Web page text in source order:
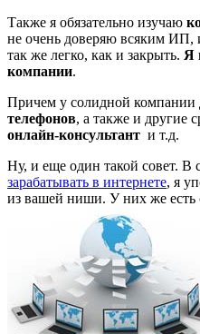
Также я обязательно изучаю
не очень доверяю всяким
так же легко, как и закрыть. Я
компании.
Причем у солидной компании
телефонов, а также и другие
онлайн-консультант и т.д.
Ну, и еще один такой совет. В
зарабатывать в интернете, я
из вашей ниши. У них же есть